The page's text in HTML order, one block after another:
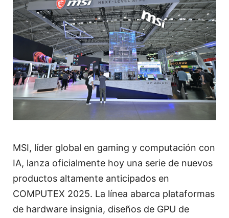
MSI, líder global en gaming y computación con
IA, lanza oficialmente hoy una serie de nuevos
productos altamente anticipados en
COMPUTEX 2025. La línea abarca plataformas
de hardware insignia, diseños de GPU de